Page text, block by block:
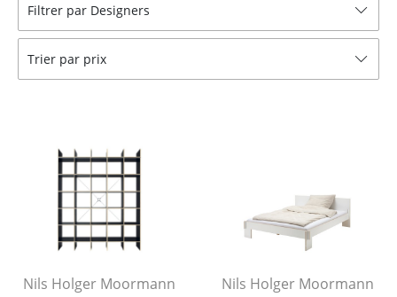
Tables d’appoint
Tables basses
Tables de conférence et Pupitres
Tables hautes & Pupitres
Tables enfants
Table de jardin
Filtrer par Designers
Trier par prix
Nils Holger Moormann Nils Holger Moormann